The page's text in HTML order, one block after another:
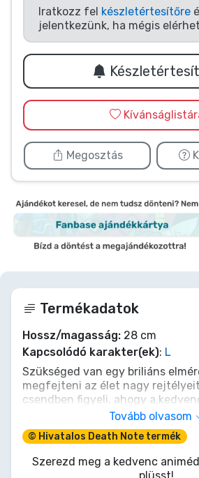
Iratkozz fel készletértesítőre
jelentkezünk, ha mégis
Megosztás
Termékadatok
Hossz/magasság: 28 cm
Kapcsolódó karakter(ek): L
Szükséged van egy briliáns
megfejteni az élet nagy
csendben figyeli, ahogy a
majszolod? Ez a 28 cm-es L
hogy csatlakozzon a
borzas megjelenésével és
tökéletes társ az éjszakába nyúló
teóriagyártáshoz. Csempéssz
Tovább olvasom
© Hivatalos Death Note termék
Szerezd meg a kedvenc